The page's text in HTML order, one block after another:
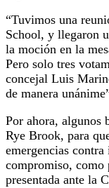
“Tuvimos una
School, y llegaron
la moción en la
Pero solo tres
concejal Luis
de manera
Por ahora, algunos
Rye Brook, para
emergencias
compromiso, como
presentada ante la